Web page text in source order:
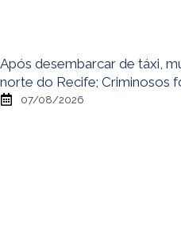
Após desembarcar de táxi,
norte do Recife; Criminosos
07/08/2026